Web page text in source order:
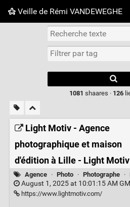
Veille de Rémi VANDEWEGHE
Nuage de tags Mur d'images
1081 shaares · 126
Light Motiv - Agence
photographique et maison
d'édition à Lille - Light Motiv
Agence · Photo · Photographe ·
August 1, 2025 at 10:01:15 AM
https://www.lightmotiv.com/